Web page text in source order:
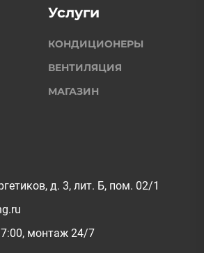
д. 3, лит. Б, пом. 02/1
монтаж 24/7
Услуги
КОНДИЦИОНЕРЫ
ВЕНТИЛЯЦИЯ
МАГАЗИН